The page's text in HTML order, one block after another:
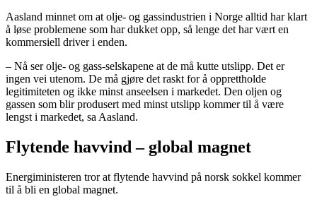
Aasland minnet om at olje- og gassindustrien i Norge alltid har klart
å løse problemene som har dukket opp, så lenge det har vært en
kommersiell driver i enden.
– Nå ser olje- og gass-selskapene at de må kutte utslipp. Det er
ingen vei utenom. De må gjøre det raskt for å opprettholde
legitimiteten og ikke minst anseelsen i markedet. Den oljen og
gassen som blir produsert med minst utslipp kommer til å være
lengst i markedet, sa Aasland.
Flytende havvind – global magnet
Energiministeren tror at flytende havvind på norsk sokkel kommer
til å bli en global magnet.